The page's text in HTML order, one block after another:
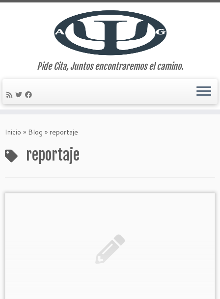
Pide Cita, Juntos encontraremos el camino.
Inicio » Blog » reportaje
reportaje